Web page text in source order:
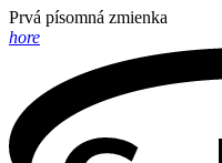
Prvá písomná zmienka
hore